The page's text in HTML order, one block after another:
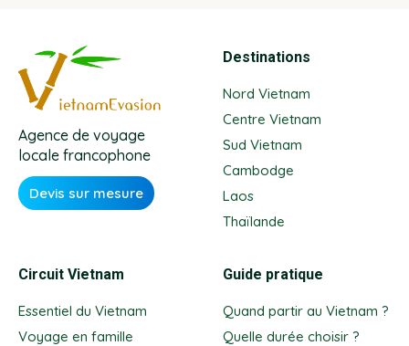
Agence de voyage
locale francophone
Devis sur mesure
Destinations
Nord Vietnam
Centre Vietnam
Sud Vietnam
Cambodge
Laos
Thaïlande
Circuit Vietnam
Essentiel du Vietnam
Voyage en famille
Guide pratique
Quand partir au Vietnam ?
Quelle durée choisir ?